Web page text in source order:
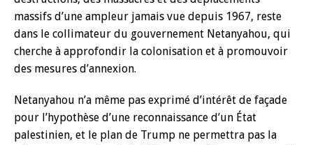
massifs d’une ampleur jamais vue depuis 1967, reste
dans le collimateur du gouvernement Netanyahou, qui
cherche à approfondir la colonisation et à promouvoir
des mesures d’annexion.
Netanyahou n’a même pas exprimé d’intérêt de façade
pour l’hypothèse d’une reconnaissance d’un État
palestinien, et le plan de Trump ne permettra pas la